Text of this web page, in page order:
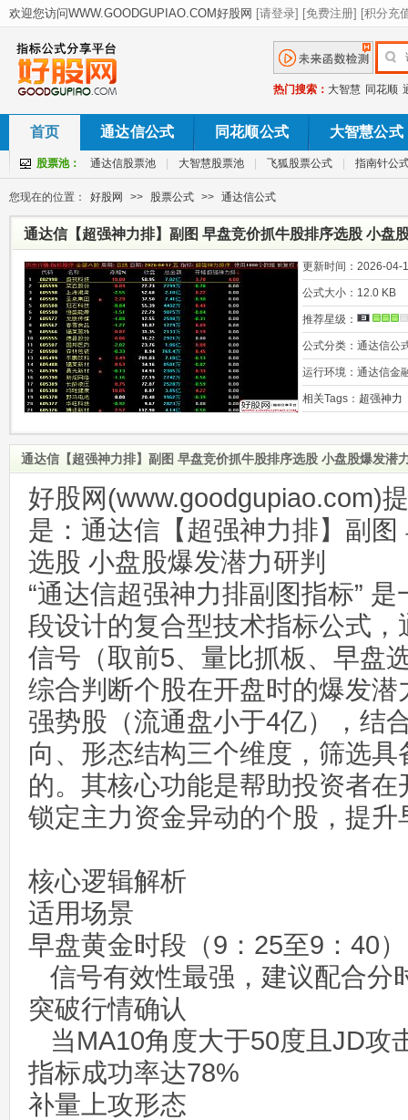
热门搜索： 大智慧 同花顺
首页 通达信公式 同花顺公式 大智慧公式
股票池： 通达信股票池 大智慧股票池 飞狐股票公式 指南针公
您现在的位置： 好股网 >> 股票公式 >> 通达信公式
通达信【超强神力排】副图 早盘竞价抓牛股排序选股 小盘
更新时间： 2026-04-
公式大小： 12.0 KB
推荐星级：
公式分类： 通达信公
运行环境： 通达信金
相关Tags： 超强神力
通达信【超强神力排】副图 早盘竞价抓牛股排序选股 小盘股爆发潜
好股网(www.goodgupiao.com)
是：通达信【超强神力排】副
选股 小盘股爆发潜力研判
“通达信超强神力排副图指标”
段设计的复合型技术指标公式
信号（取前5、量比抓板、早盘
综合判断个股在开盘时的爆发
强势股（流通盘小于4亿），结
向、形态结构三个维度，筛选
的。其核心功能是帮助投资者
锁定主力资金异动的个股，提升
核心逻辑解析
适用场景
早盘黄金时段（9：25至9：40）
信号有效性最强，建议配合分
突破行情确认
当MA10角度大于50度且JD攻
指标成功率达78%
补量上攻形态